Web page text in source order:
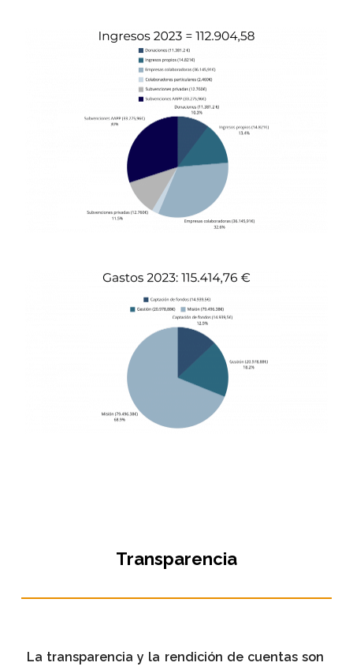
Transparencia
La transparencia y la rendición de cuentasson